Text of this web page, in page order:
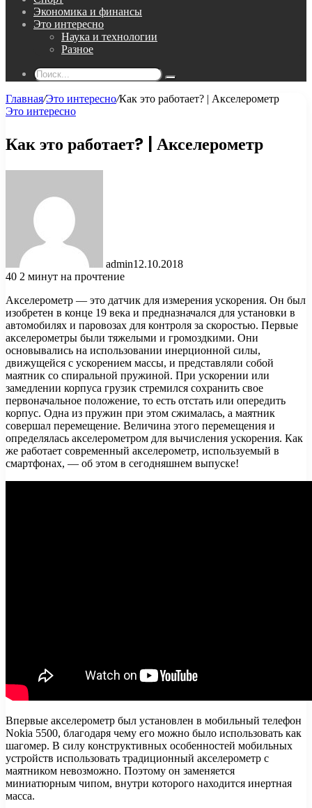
Экономика и финансы
Это интересно
Наука и технологии
Разное
Поиск...
Главная/Это интересно/Как это работает? | Акселерометр
Это интересно
Как это работает? | Акселерометр
admin12.10.2018
40 2 минут на прочтение
Акселерометр — это датчик для измерения ускорения. Он был
изобретен в конце 19 века и предназначался для установки в
автомобилях и паровозах для контроля за скоростью. Первые
акселерометры были тяжелыми и громоздкими. Они
основывались на использовании инерционной силы,
движущейся с ускорением массы, и представляли собой
маятник со спиральной пружиной. При ускорении или
замедлении корпуса грузик стремился сохранить свое
первоначальное положение, то есть отстать или опередить
корпус. Одна из пружин при этом сжималась, а маятник
совершал перемещение. Величина этого перемещения и
определялась акселерометром для вычисления ускорения. Как
же работает современный акселерометр, используемый в
смартфонах, — об этом в сегодняшнем выпуске!
Впервые акселерометр был установлен в мобильный телефон
Nokia 5500, благодаря чему его можно было использовать как
шагомер. В силу конструктивных особенностей мобильных
устройств использовать традиционный акселерометр с
маятником невозможно. Поэтому он заменяется
миниатюрным чипом, внутри которого находится инертная
масса.